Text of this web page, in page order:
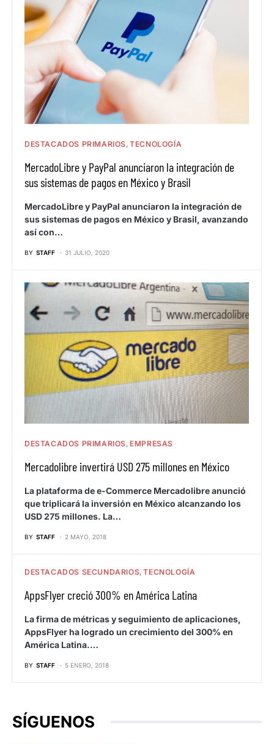
DESTACADOS PRIMARIOS TECNOLOGÍA
MercadoLibre y PayPal anunciaron la integración de
sus sistemas de pagos en México y Brasil
MercadoLibre y PayPal anunciaron la integración de
sus sistemas de pagos en México y Brasil, avanzando
así con…
BY STAFF 31 JULIO, 2020
DESTACADOS PRIMARIOS EMPRESAS
Mercadolibre invertirá USD 275 millones en México
La plataforma de e-Commerce Mercadolibre anunció
que triplicará la inversión en México alcanzando los
USD 275 millones. La…
BY STAFF 2 MAYO, 2018
DESTACADOS SECUNDARIOS TECNOLOGÍA
AppsFlyer creció 300% en América Latina
La firma de métricas y seguimiento de aplicaciones,
AppsFlyer ha logrado un crecimiento del 300% en
América Latina.…
BY STAFF 5 ENERO, 2018
SÍGUENOS